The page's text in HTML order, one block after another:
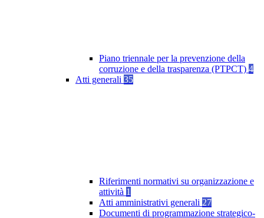
Piano triennale per la prevenzione della
corruzione e della trasparenza (PTPCT) 4
Atti generali 35
Riferimenti normativi su organizzazione e
attività 1
Atti amministrativi generali 27
Documenti di programmazione strategico-